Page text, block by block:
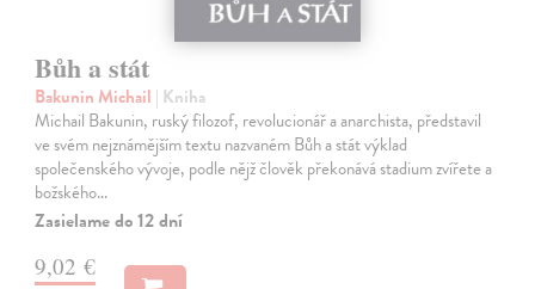
Bůh a stát
Bakunin Michail | Kniha
Michail Bakunin, ruský filozof, revolucionář a anarchista, představil
ve svém nejznámějším textu nazvaném Bůh a stát výklad
společenského vývoje, podle nějž člověk překonává stadium zvířete a
božského…
Zasielame do 12 dní
9,02 €